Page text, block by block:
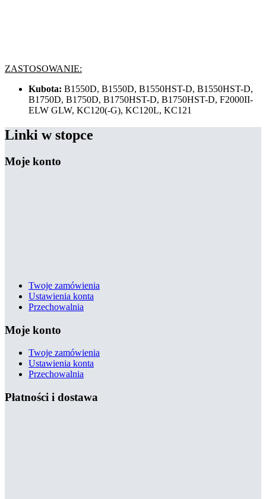
ZASTOSOWANIE:
Kubota: B1550D, B1550D, B1550HST-D, B1550HST-D,
B1750D, B1750D, B1750HST-D, B1750HST-D, F2000II-
ELW GLW, KC120(-G), KC120L, KC121
Linki w stopce
Moje konto
Twoje zamówienia
Ustawienia konta
Przechowalnia
Moje konto
Twoje zamówienia
Ustawienia konta
Przechowalnia
Płatności i dostawa